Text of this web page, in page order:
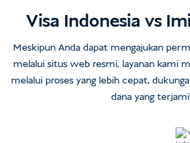
Visa Indonesia vs
Meskipun Anda dapat mengajukan
melalui situs web resmi, layanan kami
melalui proses yang lebih cepat,
dana yang